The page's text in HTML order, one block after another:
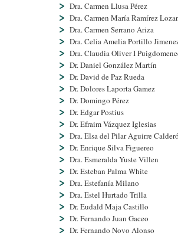
Dra. Carmen Llusa Pérez
Dra. Carmen Marí­a Ramí­rez
Dra. Carmen Serrano Ariza
Dra. Celia Amelia Portillo
Dra. Claudia Oliver I
Dr. Daniel González Martí­n
Dr. David de Paz Rueda
Dr. Dolores Laporta Gamez
Dr. Domingo Pérez
Dr. Edgar Postius
Dr. Efraim Vázquez Iglesias
Dra. Elsa del Pilar Aguirre
Dr. Enrique Silva Figuereo
Dra. Esmeralda Yuste Villen
Dr. Esteban Palma White
Dra. Estefaní­a Milano
Dra. Estel Hurtado Trilla
Dr. Eudald Maja Castillo
Dr. Fernando Juan Gaceo
Dr. Fernando Novo Alonso